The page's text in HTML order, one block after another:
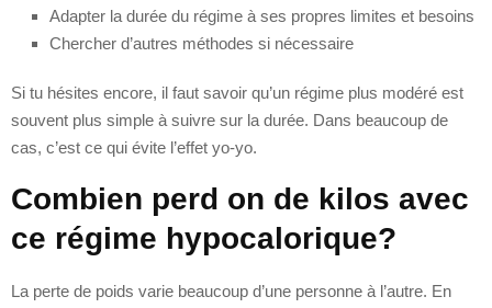
Adapter la durée du régime à ses propres limites et besoins
Chercher d’autres méthodes si nécessaire
Si tu hésites encore, il faut savoir qu’un régime plus modéré est
souvent plus simple à suivre sur la durée. Dans beaucoup de
cas, c’est ce qui évite l’effet yo-yo.
Combien perd on de kilos avec
ce régime hypocalorique?
La perte de poids varie beaucoup d’une personne à l’autre. En